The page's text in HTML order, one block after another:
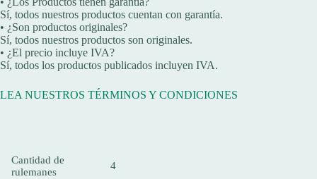
Sí, todos nuestros productos cuentan con garantía.
• ¿Son productos originales?
Sí, todos nuestros productos son originales.
• ¿El precio incluye IVA?
Sí, todos los productos publicados incluyen IVA.
LEA NUESTROS TÉRMINOS Y CONDICIONES
Cantidad de
rulemanes
4